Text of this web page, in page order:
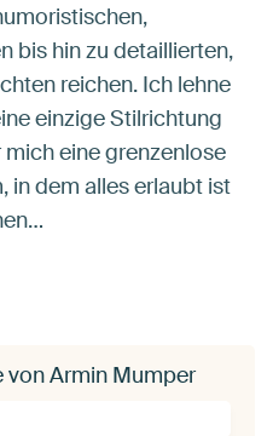
bis hin zu detaillierten,
reichen. Ich lehne
einzige Stilrichtung
eine grenzenlose
in dem alles erlaubt ist
von Armin Mumper